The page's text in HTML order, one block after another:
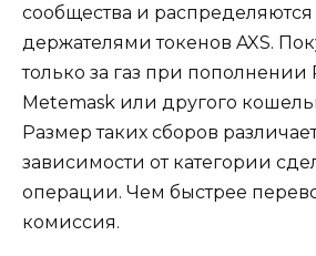
сообщества и
держателями токенов AXS.
только за газ при пополнении
Metemask или другого
Размер таких сборов
зависимости от категории
операции. Чем быстрее
комиссия.